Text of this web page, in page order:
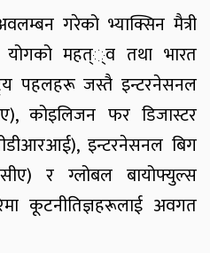
गरेको भ्याक्सिन मैत्री
योगको महत््व तथा भारत
पहलहरू जस्तै इन्टरनेसनल
कोइलिजन फर डिजास्टर
इन्टरनेसनल बिग
र ग्लोबल बायोफ्युल्स
कूटनीतिज्ञहरूलाई अवगत